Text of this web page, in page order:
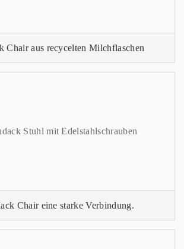
Chair aus recycelten Milchflaschen
Chair eine starke Verbindung.